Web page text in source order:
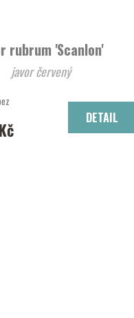
rubrum 'Scanlon'
javor červený
DETAIL